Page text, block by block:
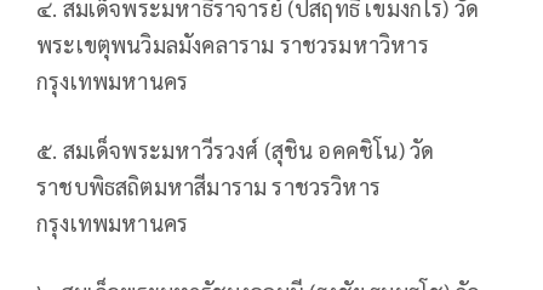
๔. สมเด็จพระมหาธีราจารย์ (ปสฤทธิ์ เขมงกโร) วัด
พระเขตุพนวิมลมังคลาราม ราชวรมหาวิหาร
กรุงเทพมหานคร
๕. สมเด็จพระมหาวีรวงศ์ (สุชิน อคคชิโน) วัด
ราชบพิธสถิตมหาสีมาราม ราชวรวิหาร
กรุงเทพมหานคร